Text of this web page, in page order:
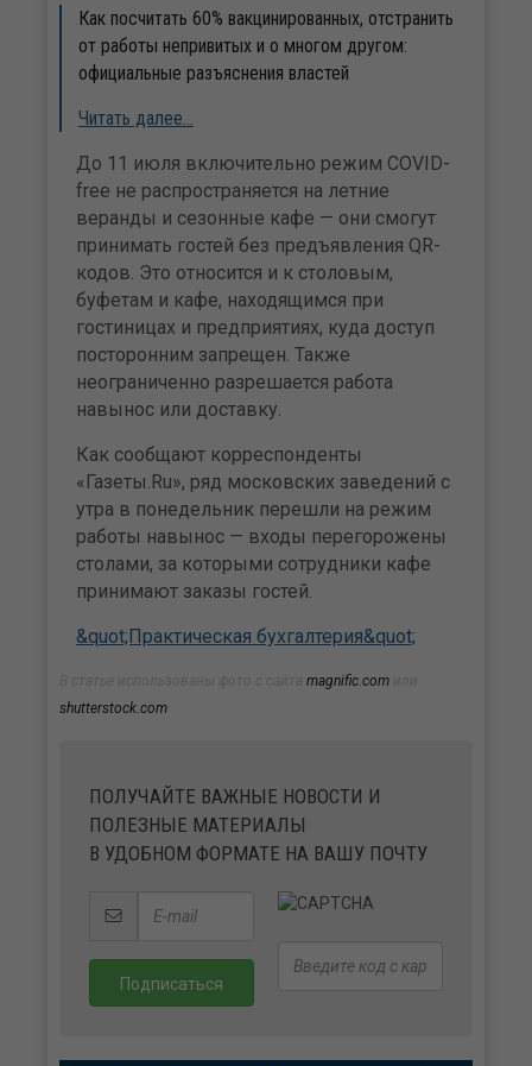
Как посчитать 60% вакцинированных, отстранить
от работы непривитых и о многом другом:
официальные разъяснения властей
Читать далее…
До 11 июля включительно режим COVID-
free не распространяется на летние
веранды и сезонные кафе — они смогут
принимать гостей без предъявления QR-
кодов. Это относится и к столовым,
буфетам и кафе, находящимся при
гостиницах и предприятиях, куда доступ
посторонним запрещен. Также
неограниченно разрешается работа
навынос или доставку.
Как сообщают корреспонденты
«Газеты.Ru», ряд московских заведений с
утра в понедельник перешли на режим
работы навынос — входы перегорожены
столами, за которыми сотрудники кафе
принимают заказы гостей.
&quot;Практическая бухгалтерия&quot;
magnific.com
shutterstock.com
ПОЛУЧАЙТЕ ВАЖНЫЕ НОВОСТИ И
ПОЛЕЗНЫЕ МАТЕРИАЛЫ
В УДОБНОМ ФОРМАТЕ НА ВАШУ ПОЧТУ